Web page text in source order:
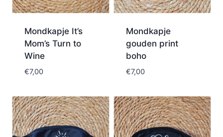
Mondkapje It’s
Mom’s Turn to
Wine
€7,00
Mondkapje
gouden print
boho
€7,00